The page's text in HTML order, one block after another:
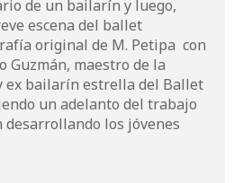
de un bailarín y luego,
escena del ballet
original de M. Petipa con
Guzmán, maestro de la
ex bailarín estrella del Ballet
un adelanto del trabajo
los jóvenes